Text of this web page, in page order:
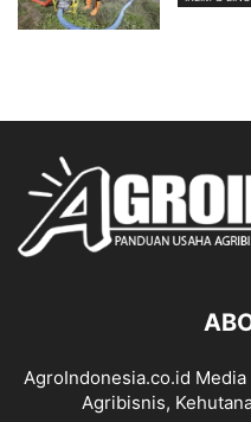
AgroIndonesia.co.id
Agribisnis,